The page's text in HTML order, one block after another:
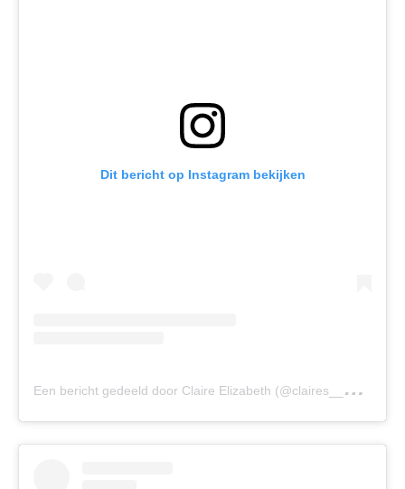
Dit bericht op Instagram bekijken
E
en bericht gedeeld door Claire Elizabeth (@claires__psoriasis)